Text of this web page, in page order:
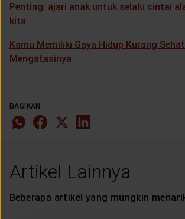
Penting: ajari anak untuk selalu cintai
kita
Kamu Memiliki Gaya Hidup Kurang
Mengatasinya
BAGIKAN
Artikel Lainnya
Beberapa artikel yang mungkin